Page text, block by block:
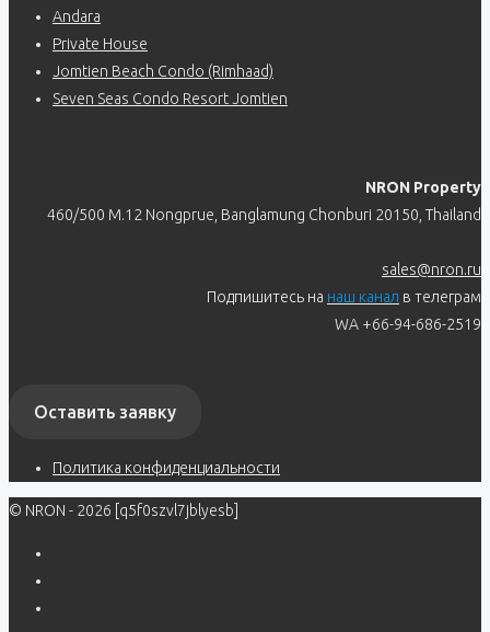
Andara
Private House
Jomtien Beach Condo (Rimhaad)
Seven Seas Condo Resort Jomtien
NRON Property
460/500 M.12 Nongprue, Banglamung Chonburi 20150, Thailand
sales@nron.ru
Подпишитесь на наш канал в телеграм
WA +66-94-686-2519
Оставить заявку
Политика конфиденциальности
© NRON - 2026 [q5f0szvl7jblyesb]